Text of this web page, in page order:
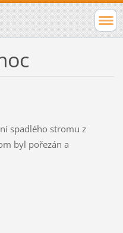
spadlého stromu z
byl pořezán a